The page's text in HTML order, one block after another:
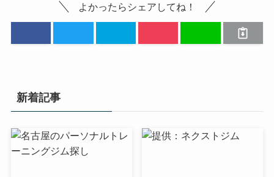
よかったらシェアしてね！
新着記事